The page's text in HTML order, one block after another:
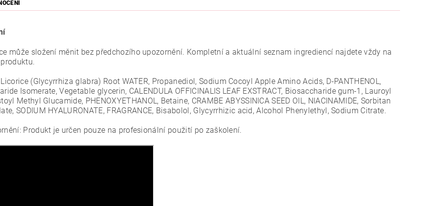
může složení měnit bez předchozího upozornění. Kompletní a aktuální seznam ingrediencí najdete vždy na
(Glycyrrhiza glabra) Root WATER, Propanediol, Sodium Cocoyl Apple Amino Acids, D-PANTHENOL,
Isomerate, Vegetable glycerin, CALENDULA OFFICINALIS LEAF EXSTRACT, Biosaccharide gum-1, Lauroyl
Methyl Glucamide, PHENOXYETHANOL, Betaine, CRAMBE ABYSSINICA SEED OIL, NIACINAMIDE, Sorbitan
SODIUM HYALURONATE, FRAGRANCE, Bisabolol, Glycyrrhizic acid, Alcohol Phenylethyl, Sodium Сitrate.
Produkt je určen pouze na profesionální použití po zaškolení.